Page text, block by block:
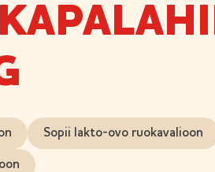
Sopii lakto-ovo ruokavalioon